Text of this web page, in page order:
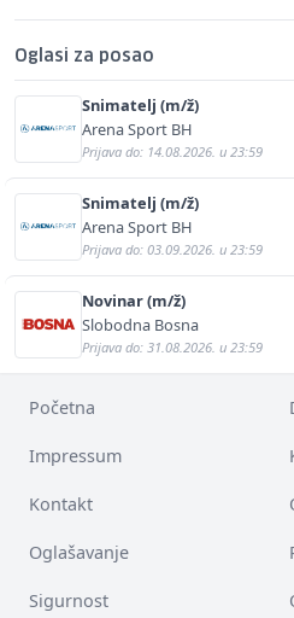
Oglasi za posao
Snimatelj (m/ž)
Arena Sport BH
Prijava do: 14.08.2026. u 23:59
Snimatelj (m/ž)
Arena Sport BH
Prijava do: 03.09.2026. u 23:59
Novinar (m/ž)
Slobodna Bosna
Prijava do: 31.08.2026. u 23:59
Početna
Impressum
Kontakt
Oglašavanje
Sigurnost